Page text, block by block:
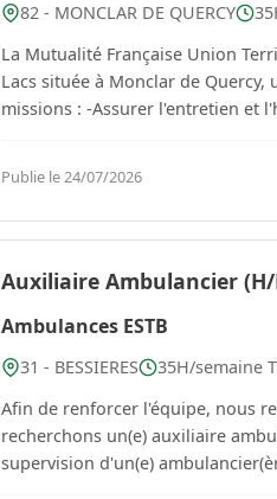
82 - MONCLAR DE QUERCY
La Mutualité Française Union Territoriale de Tarn
Lacs située à Monclar de Quercy, un.e Agent.e de Service Hospitalier (ASH). Vous aurez pour principales
missions : -Assurer
Publie le 24/07/2026
Auxiliaire Ambulancier (H/
Ambulances ESTB
31 - BESSIERES 35H/semaine
Afin de renforcer l'équipe, nous recrutons un
recherchons un(e) auxiliaire
supervision d'un(e)